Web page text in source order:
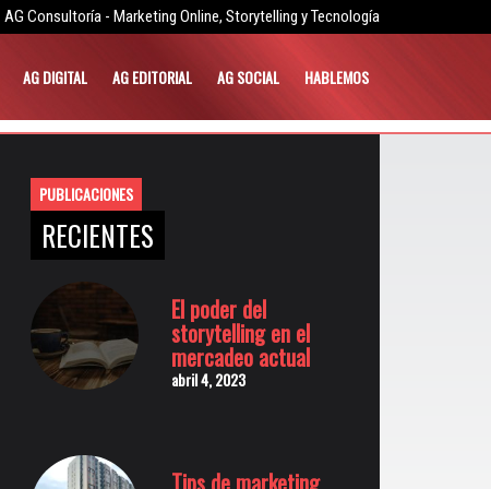
AG Consultoría - Marketing Online, Storytelling y Tecnología
AG DIGITAL AG EDITORIAL AG SOCIAL
HABLEMOS
PUBLICACIONES
RECIENTES
El poder del
storytelling en el
mercadeo actual
abril 4, 2023